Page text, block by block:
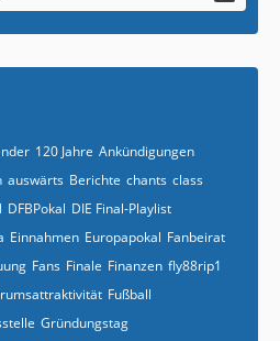
120 Jahre Ankündigungen
auswärts Berichte chants class
DFBPokal DIE Final-Playlist
Einnahmen Europapokal Fanbeirat
Fans Finale Finanzen fly88rip1
Fußball
Gründungstag